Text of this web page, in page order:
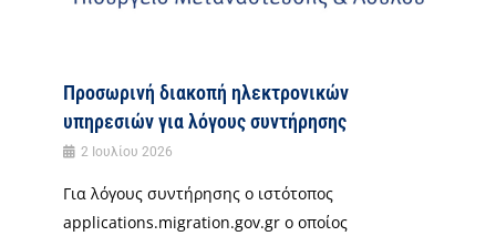
Προσωρινή διακοπή ηλεκτρονικών
υπηρεσιών για λόγους συντήρησης
2 Ιουλίου 2026
Για λόγους συντήρησης ο ιστότοπος
applications.migration.gov.gr ο οποίος